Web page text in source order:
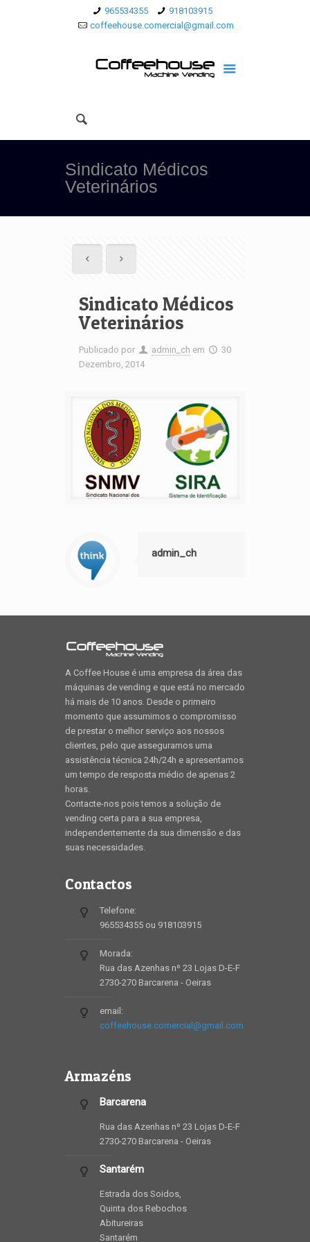
965534355
918103915
coffeehouse.comercial@gmail.com
Sindicato Médicos
Veterinários
Sindicato Médicos
Veterinários
Publicado por admin_ch em
30
Dezembro, 2014
admin_ch
A Coffee House é uma empresa da área das
máquinas de vending e que está no mercado
há mais de 10 anos. Desde o primeiro
momento que assumimos o compromisso
de prestar o melhor serviço aos nossos
clientes, pelo que asseguramos uma
assistência técnica 24h/24h e apresentamos
um tempo de resposta médio de apenas 2
horas.
Contacte-nos pois temos a solução de
vending certa para a sua empresa,
independentemente da sua dimensão e das
suas necessidades.
Contactos
Telefone:
965534355 ou 918103915
Morada:
Rua das Azenhas nº 23 Lojas D-E-F
2730-270 Barcarena - Oeiras
email:
coffeehouse.comercial@gmail.com
Armazéns
Barcarena
Rua das Azenhas nº 23 Lojas D-E-F
2730-270 Barcarena - Oeiras
Santarém
Estrada dos Soidos,
Quinta dos Rebochos
Abitureiras
Santarém